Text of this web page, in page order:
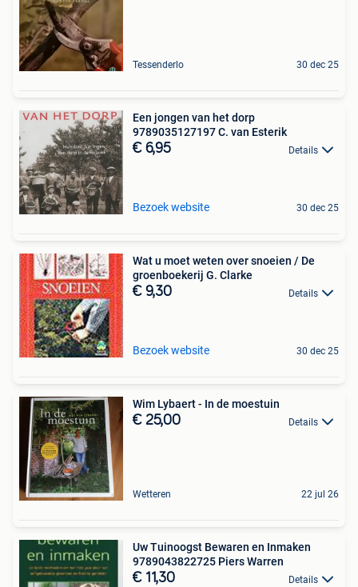
Tessenderlo 30 dec 25
Een jongen van het dorp
9789035127197 C. van Esterik
€ 6,95 Details
Bezoek website 30 dec 25
Wat u moet weten over snoeien / De
groenboekerij G. Clarke
€ 9,30 Details
Bezoek website 30 dec 25
Wim Lybaert - In de moestuin
€ 25,00 Details
Wetteren 22 jul 26
Uw Tuinoogst Bewaren en Inmaken
9789043822725 Piers Warren
€ 11,30 Details